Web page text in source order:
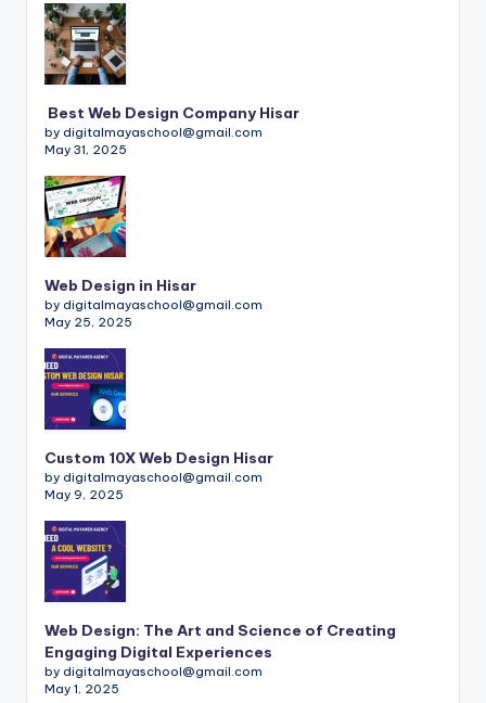
Best Web Design Company Hisar
by digitalmayaschool@gmail.com
May 31, 2025
Web Design in Hisar
by digitalmayaschool@gmail.com
May 25, 2025
Custom 10X Web Design Hisar
by digitalmayaschool@gmail.com
May 9, 2025
Web Design: The Art and Science of Creating
Engaging Digital Experiences
by digitalmayaschool@gmail.com
May 1, 2025